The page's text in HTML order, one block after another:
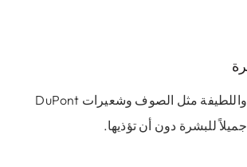
تمنح المواد الناعمة واللطيفة مثل الصوف وشعيرات DuPont
للبشرة دون أن تؤذيها.